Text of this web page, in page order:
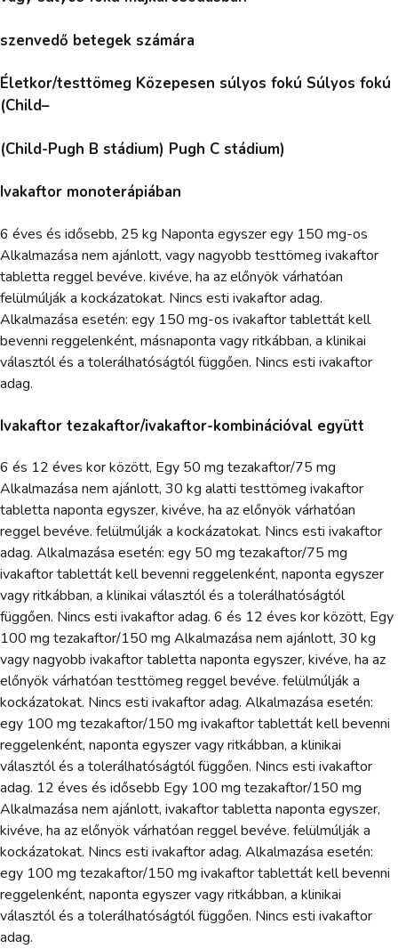
szenvedő betegek számára
Életkor/testtömeg Közepesen súlyos fokú Súlyos fokú
(Child–
(Child-Pugh B stádium) Pugh C stádium)
Ivakaftor monoterápiában
6 éves és idősebb, 25 kg Naponta egyszer egy 150 mg-os
Alkalmazása nem ajánlott, vagy nagyobb testtömeg ivakaftor
tabletta reggel bevéve. kivéve, ha az előnyök várhatóan
felülmúlják a kockázatokat. Nincs esti ivakaftor adag.
Alkalmazása esetén: egy 150 mg-os ivakaftor tablettát kell
bevenni reggelenként, másnaponta vagy ritkábban, a klinikai
választól és a tolerálhatóságtól függően. Nincs esti ivakaftor
adag.
Ivakaftor tezakaftor/ivakaftor-kombinációval együtt
6 és 12 éves kor között, Egy 50 mg tezakaftor/75 mg
Alkalmazása nem ajánlott, 30 kg alatti testtömeg ivakaftor
tabletta naponta egyszer, kivéve, ha az előnyök várhatóan
reggel bevéve. felülmúlják a kockázatokat. Nincs esti ivakaftor
adag. Alkalmazása esetén: egy 50 mg tezakaftor/75 mg
ivakaftor tablettát kell bevenni reggelenként, naponta egyszer
vagy ritkábban, a klinikai választól és a tolerálhatóságtól
függően. Nincs esti ivakaftor adag. 6 és 12 éves kor között, Egy
100 mg tezakaftor/150 mg Alkalmazása nem ajánlott, 30 kg
vagy nagyobb ivakaftor tabletta naponta egyszer, kivéve, ha az
előnyök várhatóan testtömeg reggel bevéve. felülmúlják a
kockázatokat. Nincs esti ivakaftor adag. Alkalmazása esetén:
egy 100 mg tezakaftor/150 mg ivakaftor tablettát kell bevenni
reggelenként, naponta egyszer vagy ritkábban, a klinikai
választól és a tolerálhatóságtól függően. Nincs esti ivakaftor
adag. 12 éves és idősebb Egy 100 mg tezakaftor/150 mg
Alkalmazása nem ajánlott, ivakaftor tabletta naponta egyszer,
kivéve, ha az előnyök várhatóan reggel bevéve. felülmúlják a
kockázatokat. Nincs esti ivakaftor adag. Alkalmazása esetén:
egy 100 mg tezakaftor/150 mg ivakaftor tablettát kell bevenni
reggelenként, naponta egyszer vagy ritkábban, a klinikai
választól és a tolerálhatóságtól függően. Nincs esti ivakaftor
adag.